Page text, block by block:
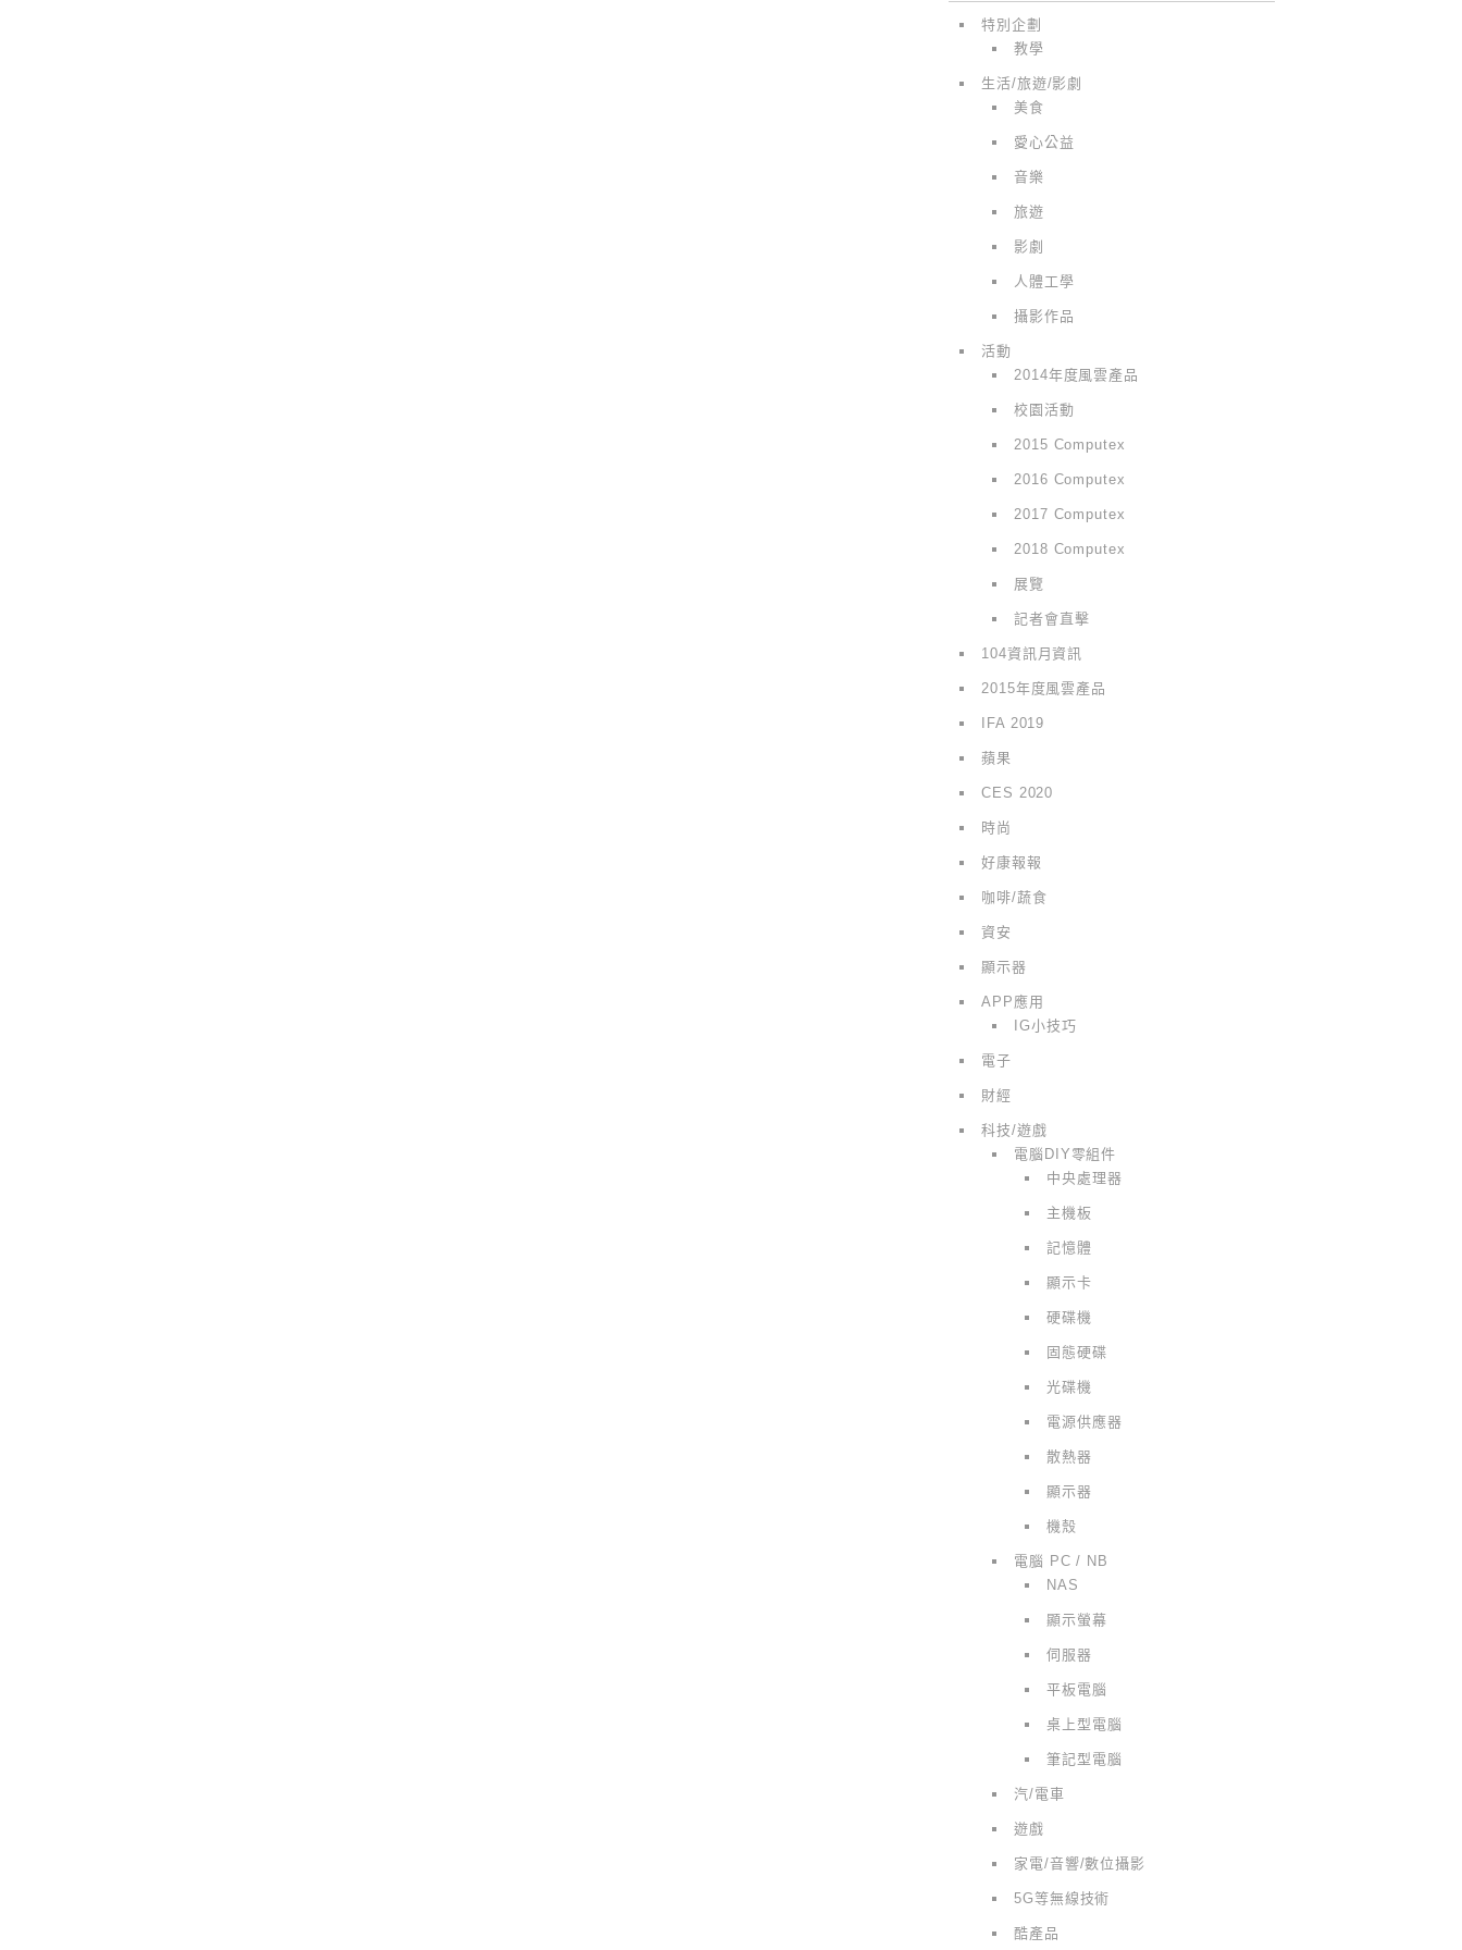
特別企劃
教學
生活/旅遊/影劇
美食
愛心公益
音樂
旅遊
影劇
人體工學
攝影作品
活動
2014年度風雲產品
校園活動
2015 Computex
2016 Computex
2017 Computex
2018 Computex
展覽
記者會直擊
104資訊月資訊
2015年度風雲產品
IFA 2019
蘋果
CES 2020
時尚
好康報報
咖啡/蔬食
資安
顯示器
APP應用
IG小技巧
電子
財經
科技/遊戲
電腦DIY零組件
中央處理器
主機板
記憶體
顯示卡
硬碟機
固態硬碟
光碟機
電源供應器
散熱器
顯示器
機殼
電腦 PC / NB
NAS
顯示螢幕
伺服器
平板電腦
桌上型電腦
筆記型電腦
汽/電車
遊戲
家電/音響/數位攝影
5G等無線技術
酷產品